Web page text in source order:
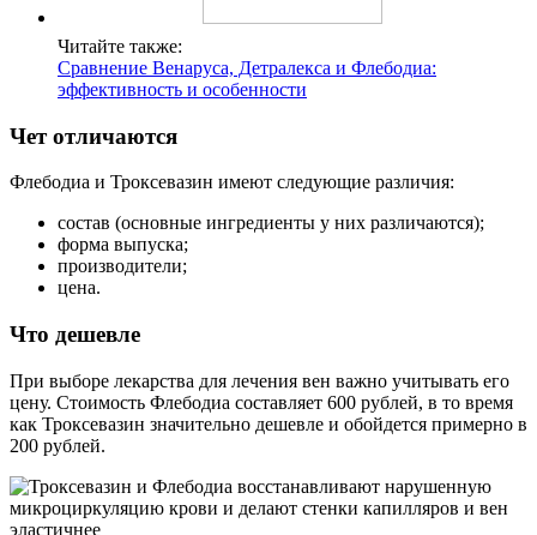
Читайте также:
Сравнение Венаруса, Детралекса и Флебодиа:
эффективность и особенности
Чет отличаются
Флебодиа и Троксевазин имеют следующие различия:
состав (основные ингредиенты у них различаются);
форма выпуска;
производители;
цена.
Что дешевле
При выборе лекарства для лечения вен важно учитывать его
цену. Стоимость Флебодиа составляет 600 рублей, в то время
как Троксевазин значительно дешевле и обойдется примерно в
200 рублей.